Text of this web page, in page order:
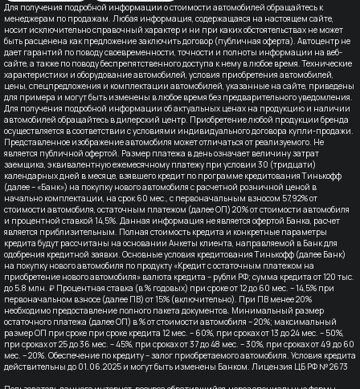
Для получения подробной информации о стоимости автомобилей обращайтесь к
менеджерам по продажам. Любая информация, содержащаяся на настоящем сайте,
носит исключительно справочный характер и ни при каких обстоятельствах не может
быть расценена как предложение заключить договор (публичная оферта). Автоцентр не
дает гарантий по поводу своевременности, точности и полноты информации на веб-
сайте, а также по поводу беспрепятственного доступа к нему в любое время. Технические
характеристики и оборудование автомобилей, условия приобретения автомобилей,
цены, спецпредложения и комплектации автомобилей, указанные на сайте, приведены
для примера и могут быть изменены в любое время без предварительного уведомления.
Для получения подробной информации об актуальных ценах на продукцию и наличии
автомобилей обращайтесь в дилерский центр. Приобретение любой продукции бренда
осуществляется в соответствии с условиями индивидуального договора купли-продажи.
Представленное изображение автомобиля может отличаться от реализуемого. Не
является публичной офертой. Размер платежа в день означает величину затрат
заемщика, эквивалентную ежемесячному платежу при условии 30 (тридцати)
календарных дней в месяце, взявшего кредит по программе кредитования Тинькофф
(далее – «Банк») на покупку нового автомобиля с расчетной розничной ценой в
начально комплектации, на срок 60 мес., с первоначальным взносом 57,92% от
стоимости автомобиля, остаточным платежом (далее ОП) 20% от стоимости автомобиля
и процентной ставкой 14,5%. Данная информация не является офертой Банка, расчет
является приблизительным. Полная стоимость кредита и конкретные параметры
кредита будут рассчитаны на основании Анкеты клиента, направляемой в Банк для
одобрения кредитной заявки. Основные условия кредитования Тинькофф (далее Банк)
на покупку нового автомобиля по продукту «Кредит с остаточным платежом на
приобретение нового автомобиля» валюта кредита – рубли РФ; сумма кредита от 120 тыс.
до 5.8 млн. ₽ Процентная ставка (в % годовых) при сроке от 12 до 60 мес. – 14,5% при
первоначальном взносе (далее ПВ) от 15% (включительно). При ПВ менее 20%
необходимо предоставление полного пакета документов. Минимальный размер
остаточного платежа (далее ОП) в % от стоимости автомобиля – 20%; максимальный
размер ОП при сроке при сроке кредита 12 мес. – 60%, при сроках от 13 до 24 мес. – 50%,
при сроках от 25 до 36 мес. – 45%, при сроках от 37 до 48 мес. – 30%, при сроках от 49 до 60
мес. – 20%. Обеспечение по кредиту – залог приобретаемого автомобиля. Условия кредита
действительны до 01.06.2025 и могут быть изменены Банком. Лицензия ЦБ РФ № 2673